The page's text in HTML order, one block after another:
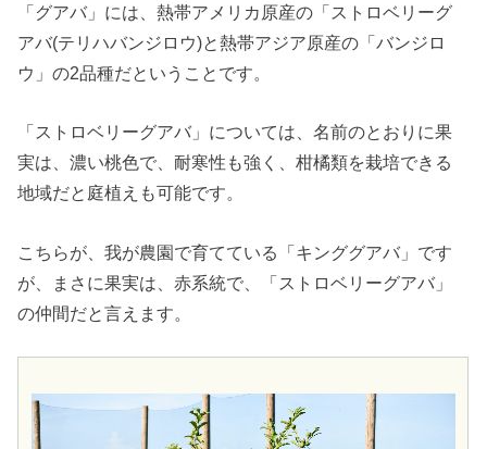
「グアバ」には、熱帯アメリカ原産の「ストロベリーグ
アバ(テリハバンジロウ)と熱帯アジア原産の「バンジロ
ウ」の2品種だということです。
「ストロベリーグアバ」については、名前のとおりに果
実は、濃い桃色で、耐寒性も強く、柑橘類を栽培できる
地域だと庭植えも可能です。
こちらが、我が農園で育てている「キンググアバ」です
が、まさに果実は、赤系統で、「ストロベリーグアバ」
の仲間だと言えます。